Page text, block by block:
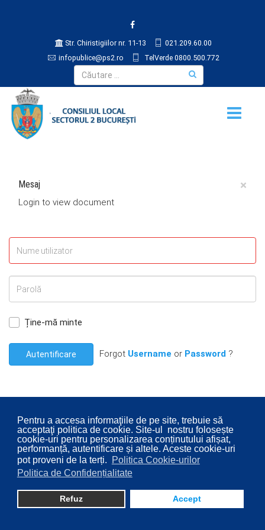
Pentru a accesa informaţiile de pe site, trebuie să
acceptaţi politica de cookie. Site-ul nostru folosește
cookie-uri pentru personalizarea conținutului afișat,
performanță, autentificare și altele. Aceste cookie-uri
pot proveni de la terți.
Politica Cookie-urilor
Politica de Confidențialitate
Refuz Accept
Str. Chiristigiilor nr. 11-13
021.209.60.00
infopublice@ps2.ro
TelVerde 0800.500.772
×
Mesaj
Login to view document
Ține-mă minte
Autentificare Forgot Username or Password ?
© 2026 Consiliul Local al Sectorului 2 București. Designed By
Direcţia Transparenţă Instituţională - Compartimentul
Digitalizare